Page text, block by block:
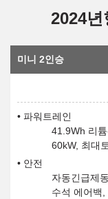
2024년
미니 2인승
파워트레인
41.9Wh 리
60kW, 최대
안전
자동긴급제
수석 에어백